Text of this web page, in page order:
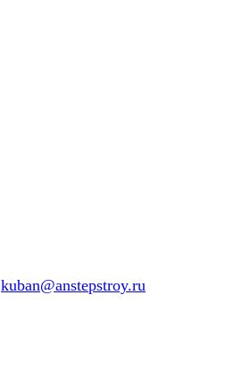
kuban@anstepstroy.ru